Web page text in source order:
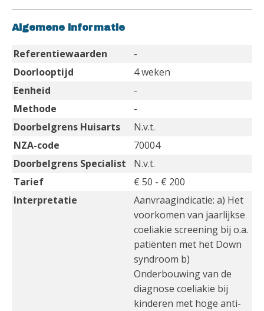
Algemene informatie
Referentiewaarden
-
Doorlooptijd
4 weken
Eenheid
-
Methode
-
Doorbelgrens Huisarts
N.v.t.
NZA-code
70004
Doorbelgrens Specialist
N.v.t.
Tarief
€ 50 - € 200
Interpretatie
Aanvraagindicatie: a) Het
voorkomen van jaarlijkse
coeliakie screening bij o.a.
patiënten met het Down
syndroom b)
Onderbouwing van de
diagnose coeliakie bij
kinderen met hoge anti-